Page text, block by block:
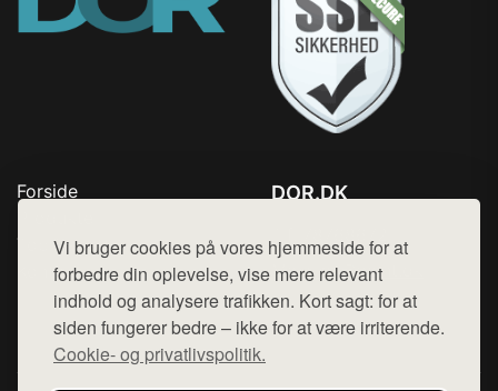
Vi bruger cookies på vores hjemmeside for at
forbedre din oplevelse, vise mere relevant
indhold og analysere trafikken. Kort sagt: for at
siden fungerer bedre – ikke for at være irriterende.
Cookie- og privatlivspolitik.
Forside
Top Rabatter
Kontakt
DOR.DK
Mail: hej@want.dk
Cookie- og privatlivspolitik